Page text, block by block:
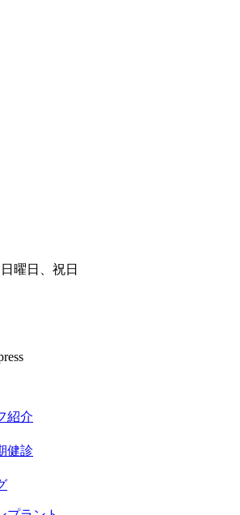
曜日、祝日
紹介
健診